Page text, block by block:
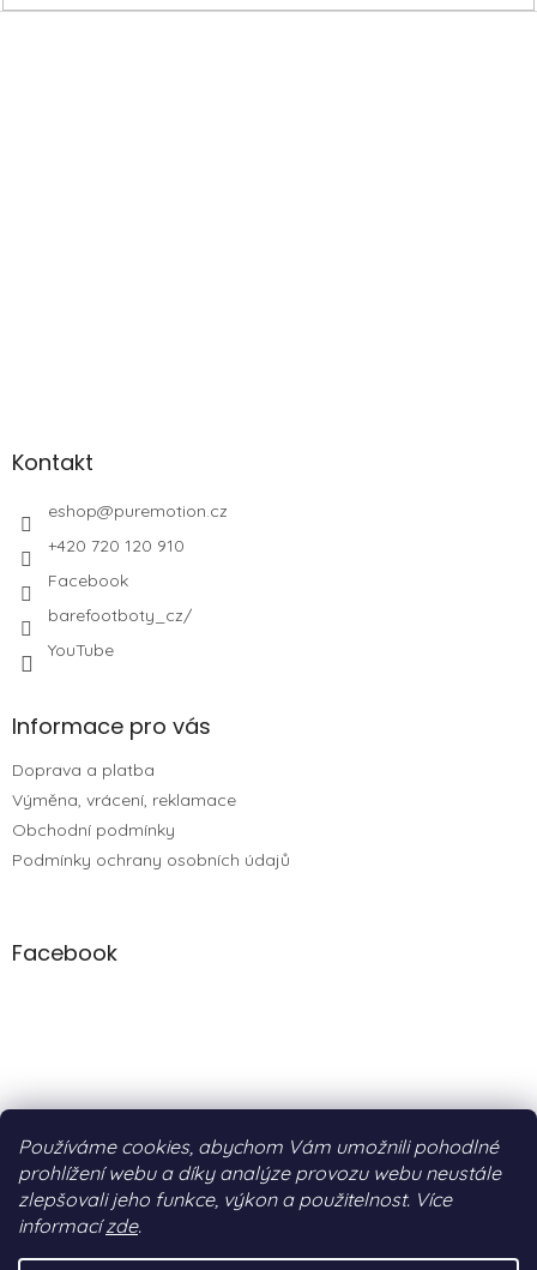
Používáme cookies, abychom Vám umožnili pohodlné
prohlížení webu a díky analýze provozu webu neustále
zlepšovali jeho funkce, výkon a použitelnost. Více
informacízde.
Kontakt
eshop@puremotion.cz
+420 720 120 910
Facebook
barefootboty_cz/
YouTube
Informace pro vás
Doprava a platba
Výměna, vrácení, reklamace
Obchodní podmínky
Podmínky ochrany osobních údajů
Facebook